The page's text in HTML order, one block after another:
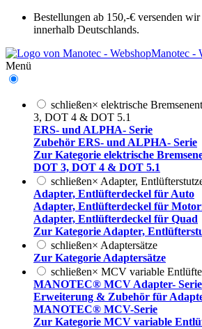
Bestellungen ab 150,-€ versenden
innerhalb Deutschlands.
Manotec -
Menü
schließen× elektrische
3, DOT 4 & DOT 5.1
ERS- und ALPHA- Serie
Zubehör ERS- und ALPHA- Serie
Zur Kategorie elektrische
DOT 3, DOT 4 & DOT 5.1
schließen× Adapter,
Adapter, Entlüfterdeckel für Auto
Adapter, Entlüfterdeckel für
Adapter, Entlüfterdeckel für Quad
Zur Kategorie Adapter,
schließen× Adaptersätze
Zur Kategorie Adaptersätze
schließen× MCV variable
MANOTEC® MCV Adapter- Serie
Erweiterung & Zubehör für
MANOTEC® MCV-Serie
Zur Kategorie MCV variable